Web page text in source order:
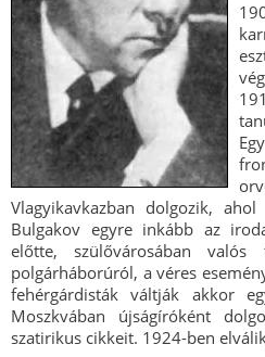
Vlagyikavkazban dolgozik,
Bulgakov egyre inkább az
előtte, szülővárosában valós
polgárháborúról, a véres
fehérgárdisták váltják akkor
Moszkvában újságíróként
szatirikus cikkeit. 1924-ben